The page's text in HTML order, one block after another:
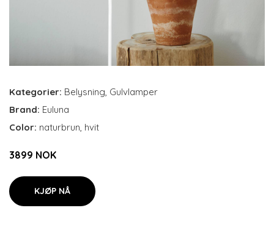
Kategorier: Belysning, Gulvlamper
Brand: Euluna
Color: naturbrun, hvit
3899 NOK
KJØP NÅ